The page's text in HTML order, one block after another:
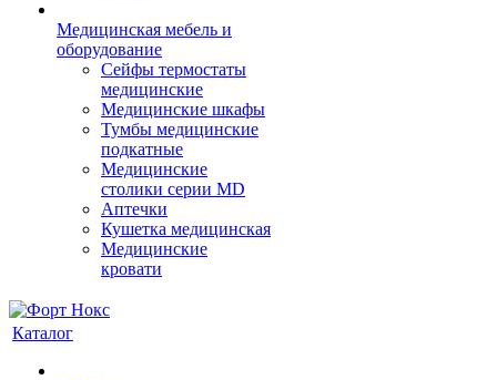
Медицинская мебель и
оборудование
Сейфы термостаты
медицинские
Медицинские шкафы
Тумбы медицинские
подкатные
Медицинские
столики серии MD
Аптечки
Кушетка медицинская
Медицинские
кровати
Каталог